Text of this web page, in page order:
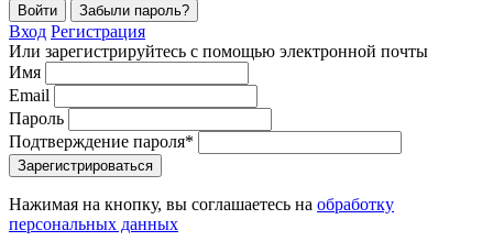
Войти Забыли пароль?
Вход Регистрация
Или зарегистрируйтесь с помощью электронной почты
Имя
Email
Пароль
Подтверждение пароля*
Зарегистрироваться
Нажимая на кнопку, вы соглашаетесь на обработку
персональных данных